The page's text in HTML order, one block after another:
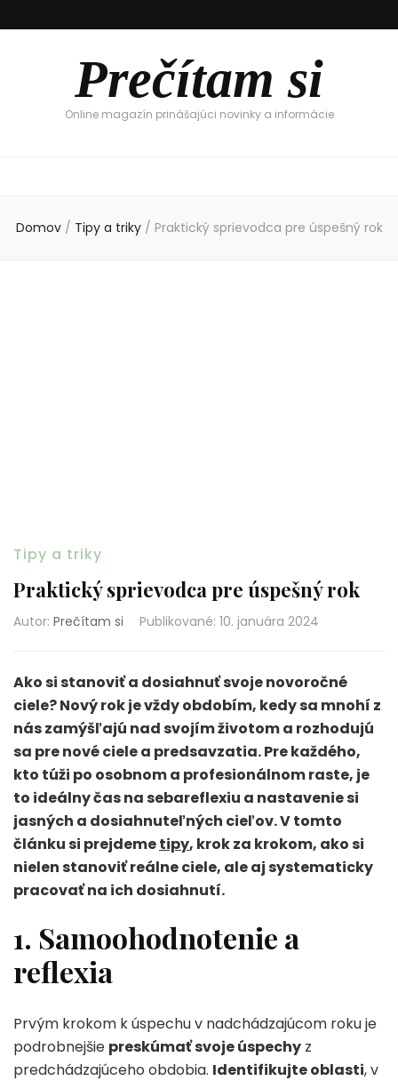
Prečítam si
Online magazín prinášajúci novinky a informácie
Domov / Tipy a triky / Praktický sprievodca pre úspešný rok
Tipy a triky
Praktický sprievodca pre úspešný rok
Autor: Prečítam si Publikované: 10. januára 2024
Ako si stanoviť a dosiahnuť svoje novoročné
ciele? Nový rok je vždy obdobím, kedy sa mnohí z
nás zamýšľajú nad svojím životom a rozhodujú
sa pre nové ciele a predsavzatia. Pre každého,
kto túži po osobnom a profesionálnom raste, je
to ideálny čas na sebareflexiu a nastavenie si
jasných a dosiahnuteľných cieľov. V tomto
článku si prejdemetipy, krok za krokom, ako si
nielen stanoviť reálne ciele, ale aj systematicky
pracovať na ich dosiahnutí.
1. Samoohodnotenie a
reflexia
Prvým krokom k úspechu v nadchádzajúcom roku je
podrobnejšie preskúmať svoje úspechy z
predchádzajúceho obdobia. Identifikujte oblasti, v